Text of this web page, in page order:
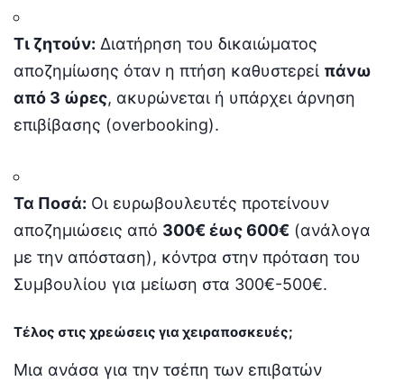
Τι ζητούν: Διατήρηση του δικαιώματος
αποζημίωσης όταν η πτήση καθυστερεί πάνω
από 3 ώρες, ακυρώνεται ή υπάρχει άρνηση
επιβίβασης (overbooking).
Τα Ποσά: Οι ευρωβουλευτές προτείνουν
αποζημιώσεις από 300€ έως 600€ (ανάλογα
με την απόσταση), κόντρα στην πρόταση του
Συμβουλίου για μείωση στα 300€-500€.
Τέλος στις χρεώσεις για χειραποσκευές;
Μια ανάσα για την τσέπη των επιβατών